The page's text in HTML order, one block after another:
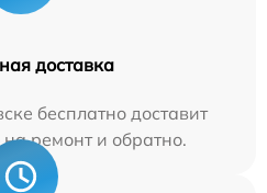
доставка
бесплатно доставит
ремонт и обратно.